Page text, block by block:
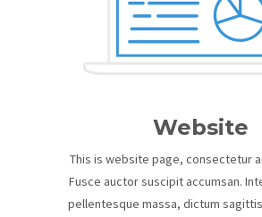
Website
This is website page, consectetur
Fusce auctor suscipit accumsan.
pellentesque massa, dictum